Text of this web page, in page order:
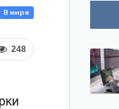
В мире
248